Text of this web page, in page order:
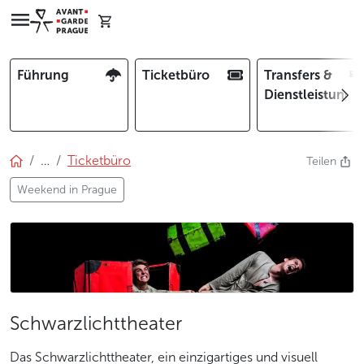
Führung Ticketbüro
Transfers &
… Ticketbüro
Weekend in Prague
Teilen
Schwarzlichttheater
Das Schwarzlichttheater, ein einzigartiges und visuell